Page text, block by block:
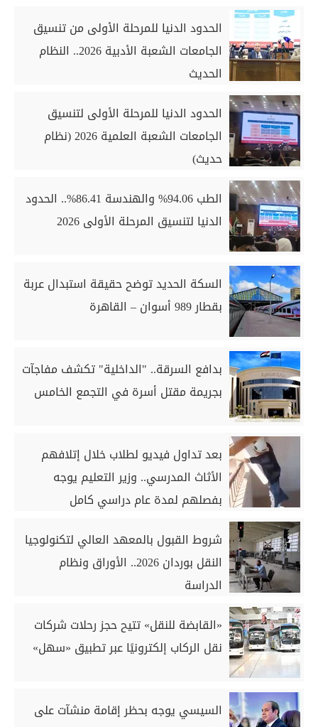
الحدود الدنيا للمرحلة الأولى من تنسيق
الجامعات الشعبة الأدبية 2026.. النظام
الحديث
الحدود الدنيا للمرحلة الأولى لتنسيق
الجامعات الشعبة العلمية 2026 (نظام
حديث)
الطب 94.06% والهندسة 86.41%.. الحدود
الدنيا لتنسيق المرحلة الأولى 2026
السكة الحديد توضح حقيقة استبدال عربة
بقطار 989 أسوان – القاهرة
بدافع السرقة.. "الداخلية" تكشف مفاجآت
بجريمة مقتل أسرة في التجمع الخامس
بعد تداول فيديو لطلاب خلال إتلافهم
الأثاث المدرسي.. وزير التعليم يوجه
بفصلهم لمدة عام دراسي كامل
شروط القبول بالمعهد العالي لتكنولوجيا
النقل بوردان 2026.. الأوراق ونظام
الدراسة
«القابضة للنقل» تتيح حجز رحلات شركات
نقل الركاب إلكترونيًا عبر تطبيق «سهل»
السيسي يوجه بحظر إقامة منشآت على